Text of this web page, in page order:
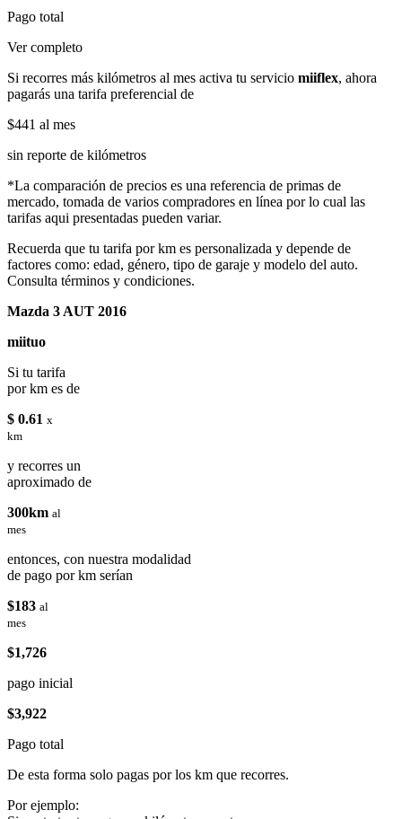
Pago total
Ver completo
Si recorres más kilómetros al mes activa tu servicio miiflex, ahora
pagarás una tarifa preferencial de
$441 al mes
sin reporte de kilómetros
*La comparación de precios es una referencia de primas de
mercado, tomada de varios compradores en línea por lo cual las
tarifas aqui presentadas pueden variar.
Recuerda que tu tarifa por km es personalizada y depende de
factores como: edad, género, tipo de garaje y modelo del auto.
Consulta términos y condiciones.
Mazda 3 AUT 2016
miituo
Si tu tarifa
por km es de
$ 0.61 x
km
y recorres un
aproximado de
300km al
mes
entonces, con nuestra modalidad
de pago por km serían
$183 al
mes
$1,726
pago inicial
$3,922
Pago total
De esta forma solo pagas por los km que recorres.
Por ejemplo: